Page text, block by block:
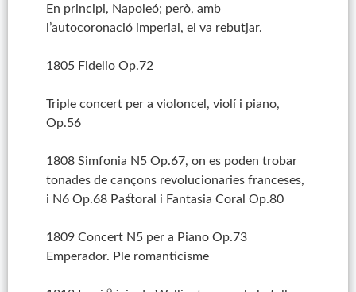
En principi, Napoleó; però, amb
l’autocoronació imperial, el va rebutjar.
1805 Fidelio Op.72
Triple concert per a violoncel, violí i piano,
Op.56
1808 Simfonia N5 Op.67, on es poden trobar
tonades de cançons revolucionaries franceses,
i N6 Op.68 Pastoral i Fantasia Coral Op.80
1809 Concert N5 per a Piano Op.73
Emperador. Ple romanticisme